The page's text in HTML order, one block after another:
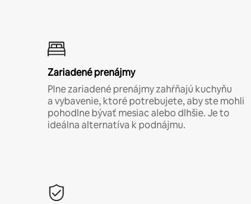
Zariadené prenájmy
Plne zariadené prenájmy zahŕňajú kuchyňu
a vybavenie, ktoré potrebujete, aby ste mohli
pohodlne bývať mesiac alebo dlhšie. Je to
ideálna alternatíva k podnájmu.